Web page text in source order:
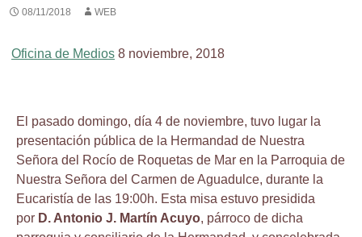
08/11/2018 WEB
Oficina de Medios 8 noviembre, 2018
El pasado domingo, día 4 de noviembre, tuvo lugar la
presentación pública de la Hermandad de Nuestra
Señora del Rocío de Roquetas de Mar en la Parroquia de
Nuestra Señora del Carmen de Aguadulce, durante la
Eucaristía de las 19:00h. Esta misa estuvo presidida
por D. Antonio J. Martín Acuyo, párroco de dicha